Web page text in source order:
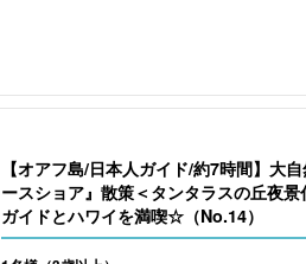
【オアフ島/日本人ガイド/約7時間】大
ースショア』散策＜タンタラスの丘夜
ガイドとハワイを満喫☆（No.14）